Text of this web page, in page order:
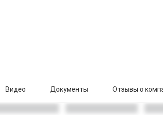
Видео Документы Отзывы о